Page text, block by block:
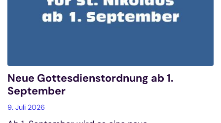
Neue Gottesdienstordnung ab 1.
September
9. Juli 2026